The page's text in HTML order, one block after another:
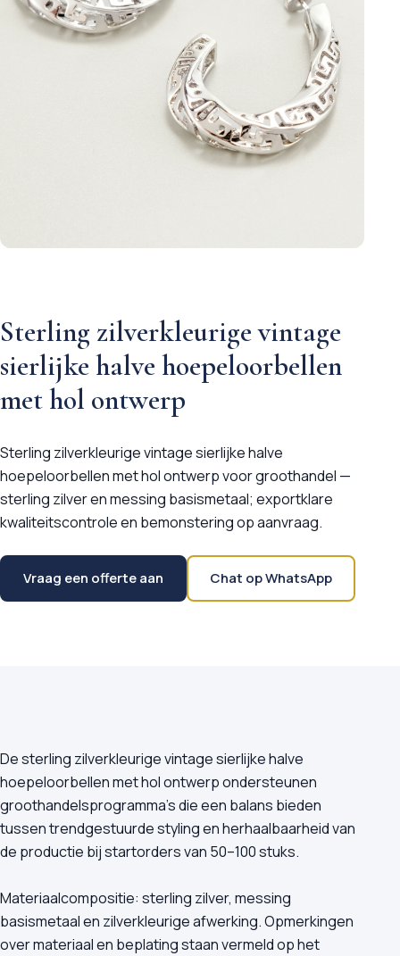
Sterling zilverkleurige vintage
sierlijke halve hoepeloorbellen
met hol ontwerp
Sterling zilverkleurige vintage sierlijke halve
hoepeloorbellen met hol ontwerp voor groothandel —
sterling zilver en messing basismetaal; exportklare
kwaliteitscontrole en bemonstering op aanvraag.
Vraag een offerte aan Chat op WhatsApp
De sterling zilverkleurige vintage sierlijke halve
hoepeloorbellen met hol ontwerp ondersteunen
groothandelsprogramma's die een balans bieden
tussen trendgestuurde styling en herhaalbaarheid van
de productie bij startorders van 50–100 stuks.
Materiaalcompositie: sterling zilver, messing
basismetaal en zilverkleurige afwerking. Opmerkingen
over materiaal en beplating staan vermeld op het